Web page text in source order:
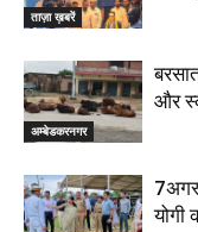
ताज़ा ख़बरें
अम्बेडकरनगर
और
योगी